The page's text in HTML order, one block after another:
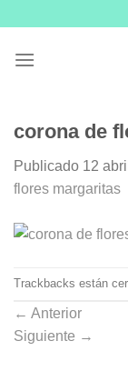
content
corona de
Publicado 12
flores margaritas
Trackbacks están
← Anterior
Siguiente →